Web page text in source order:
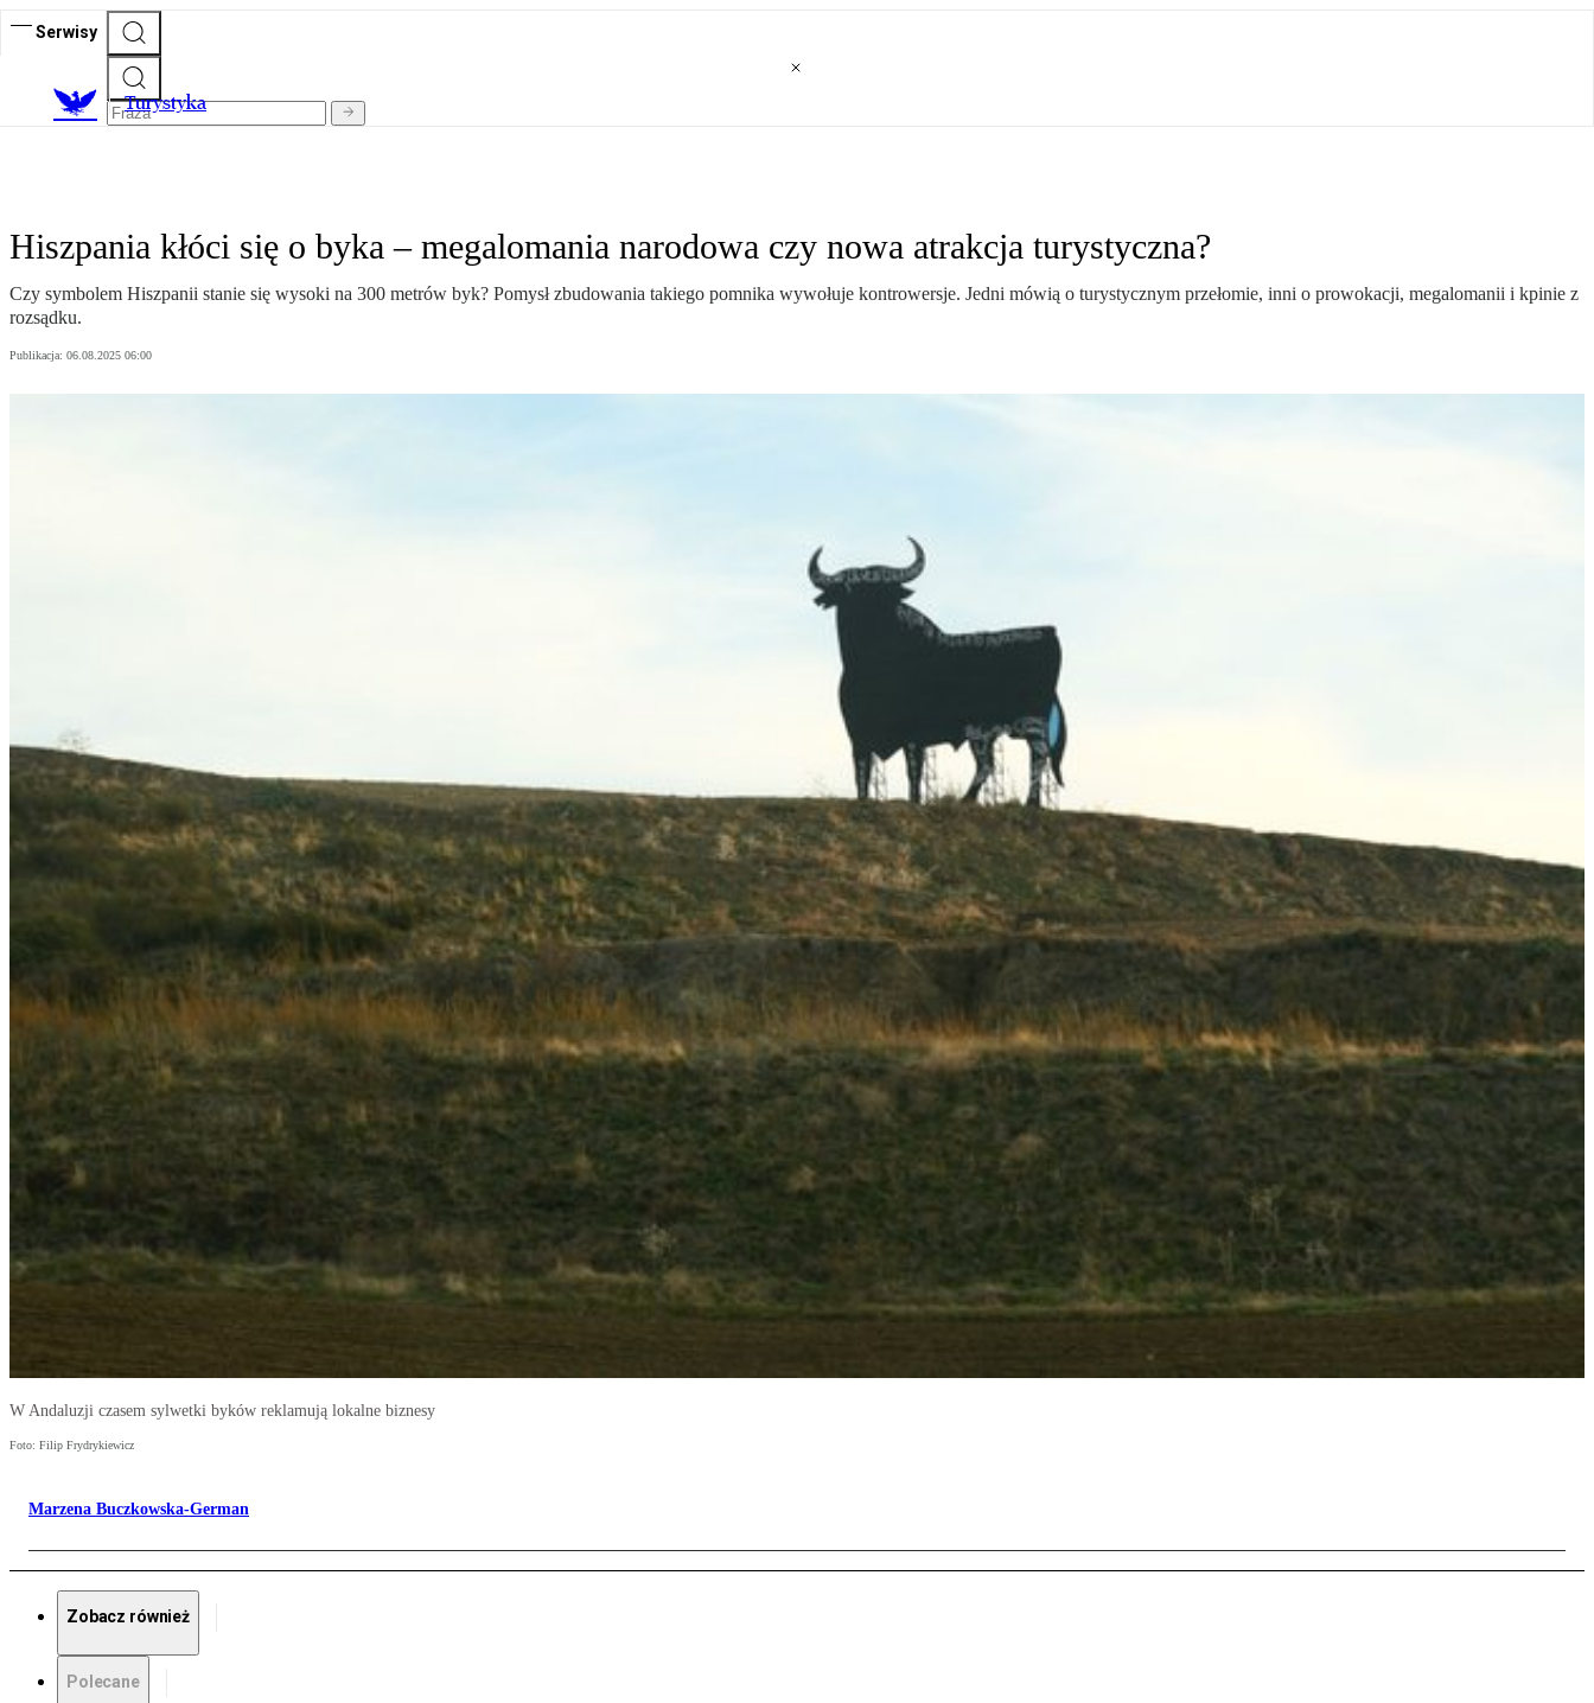
Serwisy
Turystyka
Hiszpania kłóci się o byka – megalomania narodowa czy nowa atrakcja turystyczna?
Czy symbolem Hiszpanii stanie się wysoki na 300 metrów byk? Pomysł zbudowania takiego pomnika wywołuje kontrowersje. Jedni mówią o turystycznym przełomie, inni o prowokacji, megalomanii i kpinie z
rozsądku.
Publikacja: 06.08.2025 06:00
W Andaluzji czasem sylwetki byków reklamują lokalne biznesy
Foto: Filip Frydrykiewicz
Marzena Buczkowska-German
Zobacz również
Polecane